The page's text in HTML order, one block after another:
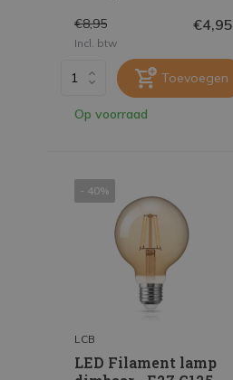
€8,95 €4,95
Incl. btw
Toevoegen
Op voorraad
- 40%
LCB
LED Filament lamp